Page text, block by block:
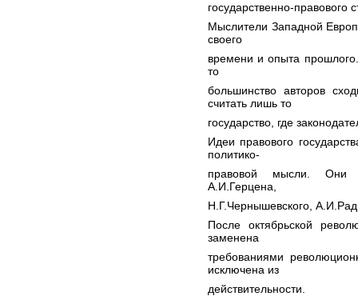
государственно-правового
Мыслители Западной
своего
времени и опыта
то
большинство авторов
считать лишь то
государство, где
Идеи правового
политико-
правовой мысли. Они
А.И.Герцена,
Н.Г.Чернышевского,
После октябрьской
заменена
требованиями
исключена из
действительности.